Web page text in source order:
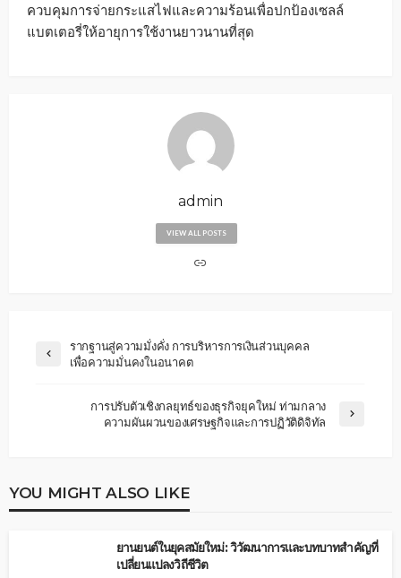
ควบคุมการจ่ายกระแสไฟและความร้อนเพื่อปกป้องเซลล์
แบตเตอรี่ให้อายุการใช้งานยาวนานที่สุด
admin
VIEW ALL POSTS
รากฐานสู่ความมั่งคั่ง การบริหารการเงินส่วนบุคคล
เพื่อความมั่นคงในอนาคต
การปรับตัวเชิงกลยุทธ์ของธุรกิจยุคใหม่ ท่ามกลาง
ความผันผวนของเศรษฐกิจและการปฏิวัติดิจิทัล
YOU MIGHT ALSO LIKE
ยานยนต์ในยุคสมัยใหม่: วิวัฒนาการและบทบาทสำคัญที่
เปลี่ยนแปลงวิถีชีวิต